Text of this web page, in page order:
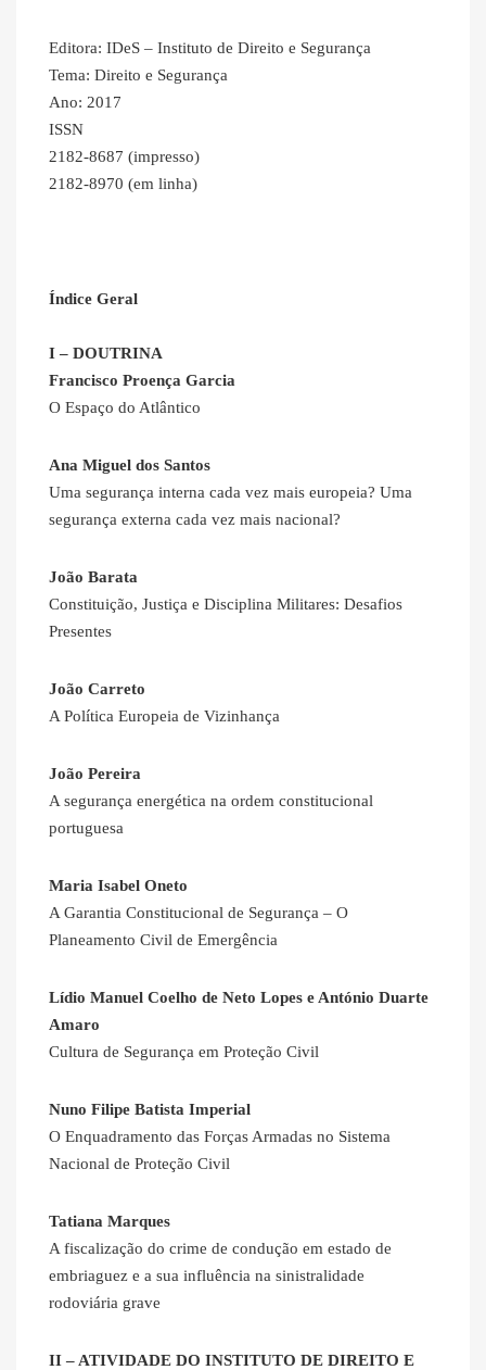
Editora: IDeS – Instituto de Direito e Segurança
Tema: Direito e Segurança
Ano: 2017
ISSN
2182-8687 (impresso)
2182-8970 (em linha)
Índice Geral
I – DOUTRINA
Francisco Proença Garcia
O Espaço do Atlântico
Ana Miguel dos Santos
Uma segurança interna cada vez mais europeia? Uma
segurança externa cada vez mais nacional?
João Barata
Constituição, Justiça e Disciplina Militares: Desafios
Presentes
João Carreto
A Política Europeia de Vizinhança
João Pereira
A segurança energética na ordem constitucional
portuguesa
Maria Isabel Oneto
A Garantia Constitucional de Segurança – O
Planeamento Civil de Emergência
Lídio Manuel Coelho de Neto Lopes e António Duarte
Amaro
Cultura de Segurança em Proteção Civil
Nuno Filipe Batista Imperial
O Enquadramento das Forças Armadas no Sistema
Nacional de Proteção Civil
Tatiana Marques
A fiscalização do crime de condução em estado de
embriaguez e a sua influência na sinistralidade
rodoviária grave
II – ATIVIDADE DO INSTITUTO DE DIREITO E